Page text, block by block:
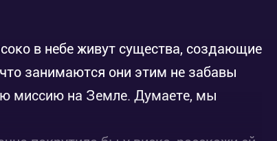
в небе живут существа, создающие
занимаются они этим не забавы
миссию на Земле. Думаете, мы